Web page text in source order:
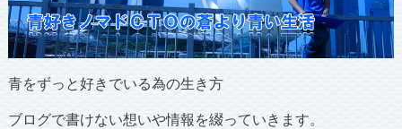
青をずっと好きでいる為の生き方
ブログで書けない想いや情報を綴っていきます。